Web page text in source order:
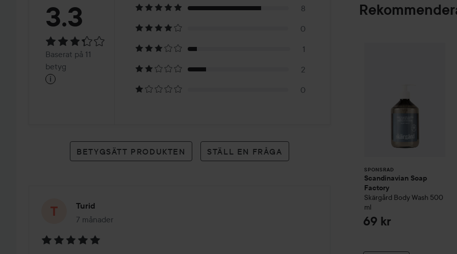
Betyg:
3.3Baserat
på
betyg
3.3
Baserat på 11
betyg
i
8
0
1
2
0
BETYGSÄTT PRODUKTEN STÄLL EN FRÅGA
Turid
7 månader
Inlägget skapades 7 månader
SPONSRAD
Scandinavian Soap
Factory
Skärgård Body Wash 500
ml
69 kr